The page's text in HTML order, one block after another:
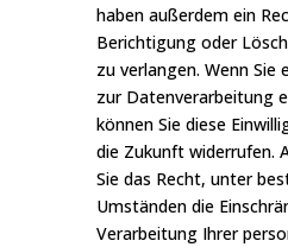
haben außerdem ein
Berichtigung oder
zu verlangen. Wenn Sie
zur Datenverarbeitung
können Sie diese
die Zukunft widerrufen.
Sie das Recht, unter
Umständen die
Verarbeitung Ihrer